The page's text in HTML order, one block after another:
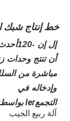
خط إنتاج شبك
إل إن -120
أن تنتج وحدات
مباشرة من
وإدخاله في
التجمعler بواسطة نظام التغذية الأوتوماتيكي.
آلة ربيع الجيب